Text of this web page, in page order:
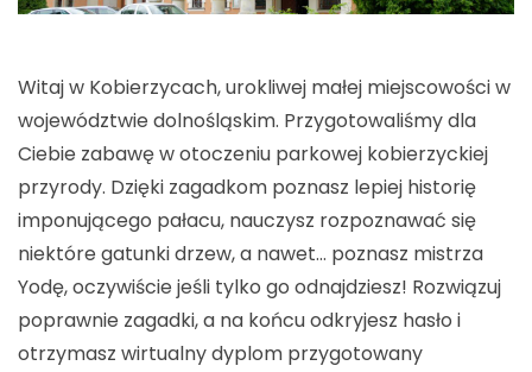
Witaj w Kobierzycach, urokliwej małej miejscowości w
województwie dolnośląskim. Przygotowaliśmy dla
Ciebie zabawę w otoczeniu parkowej kobierzyckiej
przyrody. Dzięki zagadkom poznasz lepiej historię
imponującego pałacu, nauczysz rozpoznawać się
niektóre gatunki drzew, a nawet… poznasz mistrza
Yodę, oczywiście jeśli tylko go odnajdziesz! Rozwiązuj
poprawnie zagadki, a na końcu odkryjesz hasło i
otrzymasz wirtualny dyplom przygotowany